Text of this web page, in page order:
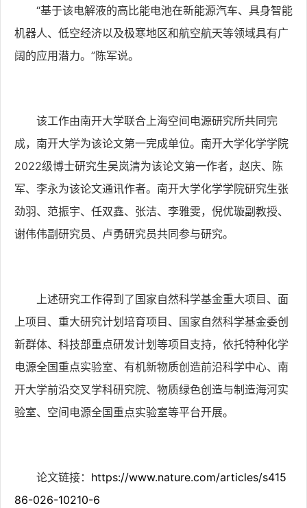
“基于该电解液的高比能电池在新能源汽车、具身智能
机器人、低空经济以及极寒地区和航空航天等领域具有广
阔的应用潜力。”陈军说。
该工作由南开大学联合上海空间电源研究所共同完
成， 南开大学为该论文第一完成单位。南开大学化学学院
2022级博士研究生吴岚清为该论文第一作者， 赵庆、 陈
军、 李永为该论文通讯作者。南开大学化学学院研究生张
劲羽、 范振宇、 任双鑫、 张洁、 李雅雯， 倪优璇副教授、
谢伟伟副研究员、 卢勇研究员共同参与研究。
上述研究工作得到了国家自然科学基金重大项目、面
上项目、重大研究计划培育项目、国家自然科学基金委创
新群体、科技部重点研发计划等项目支持，依托特种化学
电源全国重点实验室、有机新物质创造前沿科学中心、南
开大学前沿交叉学科研究院、物质绿色创造与制造海河实
验室、空间电源全国重点实验室等平台开展。
论文链接： https://www.nature.com/articles/s415
86-026-10210-6